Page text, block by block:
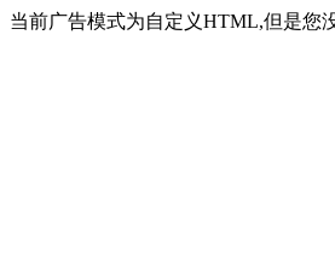
当前广告模式为自定义HTML,但是您